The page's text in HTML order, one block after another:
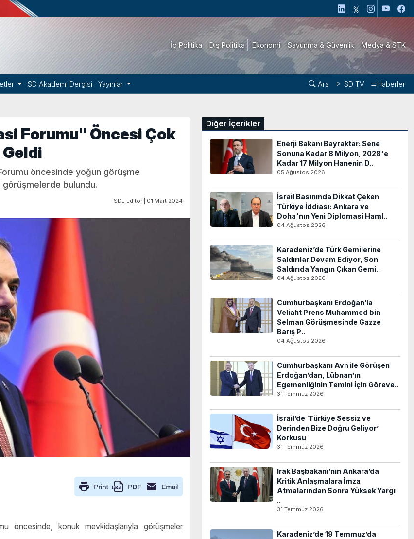
İç Politika Dış Politika Ekonomi Savunma & Güvenlik Medya & STK
SD Akademi Dergisi Yayınlar Ara SD TV Haberler
Forumu" Öncesi Çok
Geldi
öncesinde yoğun görüşme
görüşmelerde bulundu.
SDE Editör | 01 Mart 2024
öncesinde, konuk mevkidaşlarıyla görüşmeler
Diğer İçerikler
Enerji Bakanı Bayraktar: Sene
Sonuna Kadar 8 Milyon, 2028'e
Kadar 17 Milyon Hanenin D..
05 Ağustos 2026
İsrail Basınında Dikkat Çeken
Türkiye İddiası: Ankara ve
Doha'nın Yeni Diplomasi Haml..
04 Ağustos 2026
Karadeniz’de Türk Gemilerine
Saldırılar Devam Ediyor, Son
Saldırıda Yangın Çıkan Gemi..
04 Ağustos 2026
Cumhurbaşkanı Erdoğan’la
Veliaht Prens Muhammed bin
Selman Görüşmesinde Gazze
Barış P..
04 Ağustos 2026
Cumhurbaşkanı Avn ile Görüşen
Erdoğan’dan, Lübnan’ın
Egemenliğinin Temini İçin Göreve..
31 Temmuz 2026
İsrail’de ‘Türkiye Sessiz ve
Derinden Bize Doğru Geliyor’
Korkusu
31 Temmuz 2026
Irak Başbakanı’nın Ankara’da
Kritik Anlaşmalara İmza
Atmalarından Sonra Yüksek Yargı
..
31 Temmuz 2026
Karadeniz’de 19 Temmuz’da